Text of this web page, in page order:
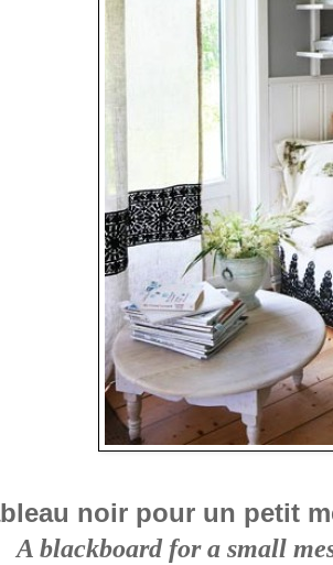
noir pour un petit
A blackboard for a small